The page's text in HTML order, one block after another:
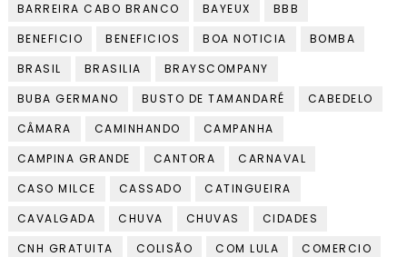
BARREIRA CABO BRANCO
BAYEUX
BBB
BENEFICIO
BENEFICIOS BOA NOTICIA
BOMBA
BRASIL
BRASILIA
BRAYSCOMPANY
BUBA GERMANO
BUSTO DE TAMANDARÉ
CABEDELO
CÂMARA
CAMINHANDO
CAMPANHA
CAMPINA GRANDE
CANTORA
CARNAVAL
CASO MILCE
CASSADO
CATINGUEIRA
CAVALGADA
CHUVA CHUVAS
CIDADES
CNH GRATUITA
COLISÃO COM LULA
COMERCIO